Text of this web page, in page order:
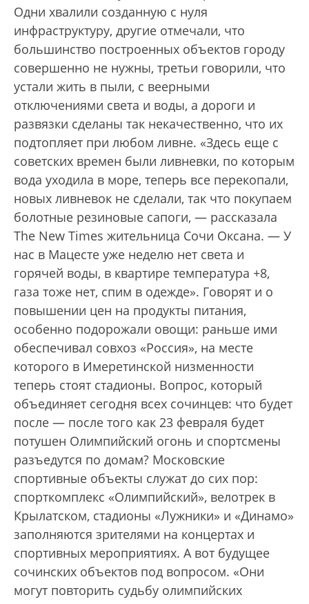
Одни хвалили созданную с нуля
инфраструктуру, другие отмечали, что
большинство построенных объектов городу
совершенно не нужны, третьи говорили, что
устали жить в пыли, с веерными
отключениями света и воды, а дороги и
развязки сделаны так некачественно, что их
подтопляет при любом ливне. «Здесь еще с
советских времен были ливневки, по которым
вода уходила в море, теперь все перекопали,
новых ливневок не сделали, так что покупаем
болотные резиновые сапоги, — рассказала
The New Times жительница Сочи Оксана. — У
нас в Мацесте уже неделю нет света и
горячей воды, в квартире температура +8,
газа тоже нет, спим в одежде». Говорят и о
повышении цен на продукты питания,
особенно подорожали овощи: раньше ими
обеспечивал совхоз «Россия», на месте
которого в Имеретинской низменности
теперь стоят стадионы. Вопрос, который
объединяет сегодня всех сочинцев: что будет
после — после того как 23 февраля будет
потушен Олимпийский огонь и спортсмены
разъедутся по домам? Московские
спортивные объекты служат до сих пор:
спорткомплекс «Олимпийский», велотрек в
Крылатском, стадионы «Лужники» и «Динамо»
заполняются зрителями на концертах и
спортивных мероприятиях. А вот будущее
сочинских объектов под вопросом. «Они
могут повторить судьбу олимпийских